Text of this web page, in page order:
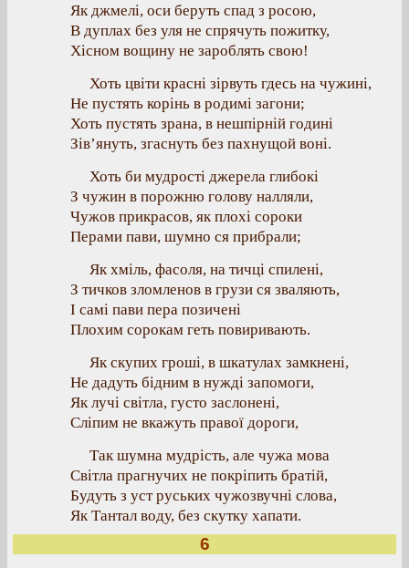
Як джмелі, оси беруть спад з росою,
В дуплах без уля не спрячуть пожитку,
Хісном вощину не зароблять свою!
Хоть цвіти красні зірвуть гдесь на чужині,
Не пустять корінь в родимі загони;
Хоть пустять зрана, в нешпірній годині
Зів’януть, згаснуть без пахнущой воні.
Хоть би мудрості джерела глибокі
З чужин в порожню голову налляли,
Чужов прикрасов, як плохі сороки
Перами пави, шумно ся прибрали;
Як хміль, фасоля, на тичці спилені,
З тичков зломленов в грузи ся зваляють,
І самі пави пера позичені
Плохим сорокам геть повиривають.
Як скупих гроші, в шкатулах замкнені,
Не дадуть бідним в нужді запомоги,
Як лучі світла, густо заслонені,
Сліпим не вкажуть правої дороги,
Так шумна мудрість, але чужа мова
Світла прагнучих не покріпить братій,
Будуть з уст руських чужозвучні слова,
Як Тантал воду, без скутку хапати.
6